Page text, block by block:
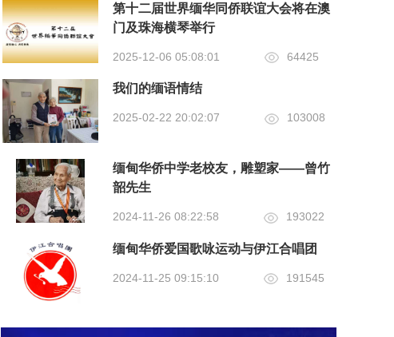
第十二届世界缅华同侨联谊大会将在澳
门及珠海横琴举行
2025-12-06 05:08:01 64425
我们的缅语情结
2025-02-22 20:02:07 103008
缅甸华侨中学老校友，雕塑家——曾竹
韶先生
2024-11-26 08:22:58 193022
缅甸华侨爱国歌咏运动与伊江合唱团
2024-11-25 09:15:10 191545